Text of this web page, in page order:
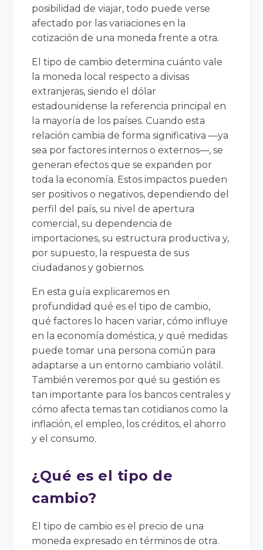
posibilidad de viajar, todo puede verse
afectado por las variaciones en la
cotización de una moneda frente a otra.
El tipo de cambio determina cuánto vale
la moneda local respecto a divisas
extranjeras, siendo el dólar
estadounidense la referencia principal en
la mayoría de los países. Cuando esta
relación cambia de forma significativa —ya
sea por factores internos o externos—, se
generan efectos que se expanden por
toda la economía. Estos impactos pueden
ser positivos o negativos, dependiendo del
perfil del país, su nivel de apertura
comercial, su dependencia de
importaciones, su estructura productiva y,
por supuesto, la respuesta de sus
ciudadanos y gobiernos.
En esta guía explicaremos en
profundidad qué es el tipo de cambio,
qué factores lo hacen variar, cómo influye
en la economía doméstica, y qué medidas
puede tomar una persona común para
adaptarse a un entorno cambiario volátil.
También veremos por qué su gestión es
tan importante para los bancos centrales y
cómo afecta temas tan cotidianos como la
inflación, el empleo, los créditos, el ahorro
y el consumo.
¿Qué es el tipo de
cambio?
El tipo de cambio es el precio de una
moneda expresado en términos de otra.